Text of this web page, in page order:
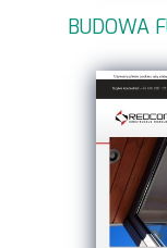
BUDOWA